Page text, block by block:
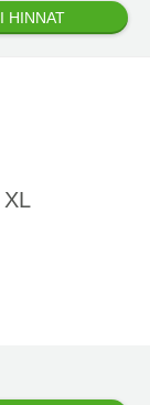
HINNAT